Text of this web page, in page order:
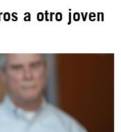
+98 921 79 29 404
@nexo_latino
a otro joven